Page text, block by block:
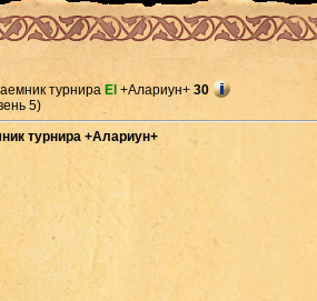
турнира El +Алариун+ 30
5)
турнира +Алариун+